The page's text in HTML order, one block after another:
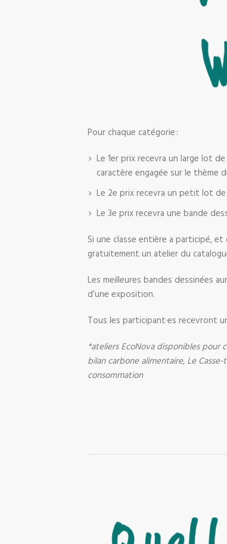
Pour chaque catégorie :
Le 1er prix recevra un large lot
caractère engagée sur le thème
Le 2e prix recevra un petit lot de
Le 3e prix recevra une bande
Si une classe entière a participé,
gratuitement un atelier du
Les meilleures bandes dessinées
d’une exposition.
Tous les participant·es recevront
*ateliers EcoNova disponibles pour
bilan carbone alimentaire, Le
consommation